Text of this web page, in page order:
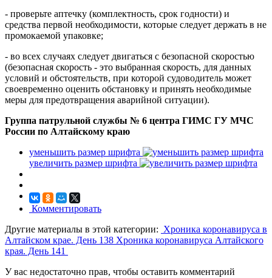
- проверьте аптечку (комплектность, срок годности) и
средства первой необходимости, которые следует держать в не
промокаемой упаковке;
- во всех случаях следует двигаться с безопасной скоростью
(безопасная скорость - это выбранная скорость, для данных
условий и обстоятельств, при которой судоводитель может
своевременно оценить обстановку и принять необходимые
меры для предотвращения аварийной ситуации).
Группа патрульной службы № 6 центра ГИМС ГУ МЧС
России по Алтайскому краю
уменьшить размер шрифта
увеличить размер шрифта
Комментировать
Другие материалы в этой категории: Хроника коронавируса в
Алтайском крае. День 138 Хроника коронавируса Алтайского
края. День 141
У вас недостаточно прав, чтобы оставить комментарий